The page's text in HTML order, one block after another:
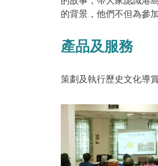
的背景，他們不但為參
產品及服務
策劃及執行歷史文化導